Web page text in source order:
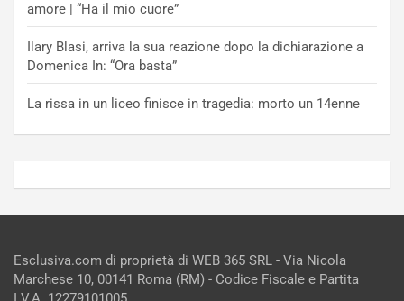
amore | “Ha il mio cuore”
Ilary Blasi, arriva la sua reazione dopo la dichiarazione a
Domenica In: “Ora basta”
La rissa in un liceo finisce in tragedia: morto un 14enne
Esclusiva.com di proprietà di WEB 365 SRL - Via Nicola
Marchese 10, 00141 Roma (RM) - Codice Fiscale e Partita